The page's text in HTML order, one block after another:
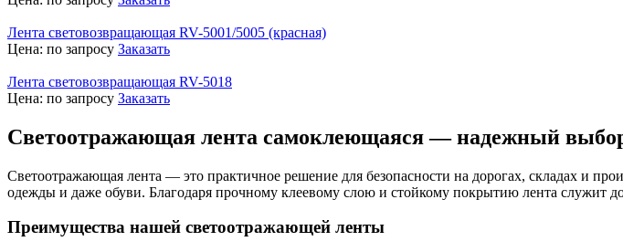
Лента световозвращающая RV-5001/5005 (красная)
Цена: по запросу Заказать
Лента световозвращающая RV-5018
Цена: по запросу Заказать
Светоотражающая лента самоклеющаяся — надежный
Светоотражающая лента — это практичное решение для безопасности на дорогах, складах и
одежды и даже обуви. Благодаря прочному клеевому слою и стойкому покрытию лента служит
Преимущества нашей светоотражающей ленты